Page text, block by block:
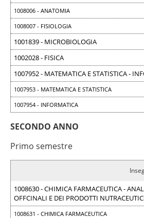
1008006 - ANATOMIA
1008007 - FISIOLOGIA
1001839 - MICROBIOLOGIA
1002028 - FISICA
1007952 - MATEMATICA E STATISTICA -
1007953 - MATEMATICA E STATISTICA
1007954 - INFORMATICA
SECONDO ANNO
Primo semestre
1008630 - CHIMICA FARMACEUTICA -
OFFCINALI E DEI PRODOTTI
1008631 - CHIMICA FARMACEUTICA